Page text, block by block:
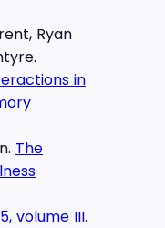
Ryan
in
The
volume III.